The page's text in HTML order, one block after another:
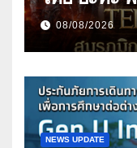
the Tenth
ลด์ข้ามประ
เฮเลนา
08/08/2026
NEWS UPDATE